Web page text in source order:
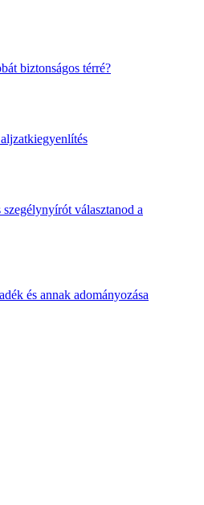
biztonságos térré?
választanod a
és annak adományozása